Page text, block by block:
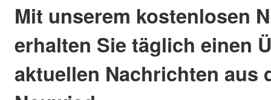
Mit unserem kostenlosen
erhalten Sie täglich einen
aktuellen Nachrichten aus